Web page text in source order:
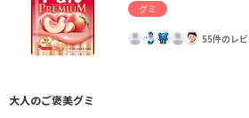
グミ
55件のレ
大人のご褒美グミ